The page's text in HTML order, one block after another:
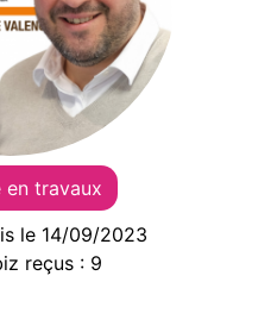
travaux
le 14/09/2023
reçus : 9